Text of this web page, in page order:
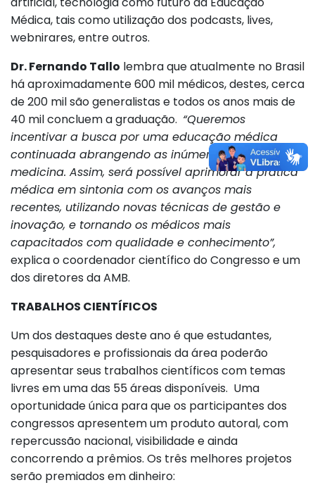
Médica, tais como utilização dos podcasts, lives,
webnirares, entre outros.
Dr. Fernando Tallo lembra que atualmente no Brasil
há aproximadamente 600 mil médicos, destes, cerca
de 200 mil são generalistas e todos os anos mais de
40 mil concluem a graduação. “Queremos
incentivar a busca por uma educação médica
continuada abrangendo as inúmeras áreas da
medicina. Assim, será possível aprimorar a prática
médica em sintonia com os avanços mais
recentes, utilizando novas técnicas de gestão e
inovação, e tornando os médicos mais
capacitados com qualidade e conhecimento”,
explica o coordenador científico do Congresso e um
dos diretores da AMB.
TRABALHOS CIENTÍFICOS
Um dos destaques deste ano é que estudantes,
pesquisadores e profissionais da área poderão
apresentar seus trabalhos científicos com temas
livres em uma das 55 áreas disponíveis. Uma
oportunidade única para que os participantes dos
congressos apresentem um produto autoral, com
repercussão nacional, visibilidade e ainda
concorrendo a prêmios. Os três melhores projetos
serão premiados em dinheiro: